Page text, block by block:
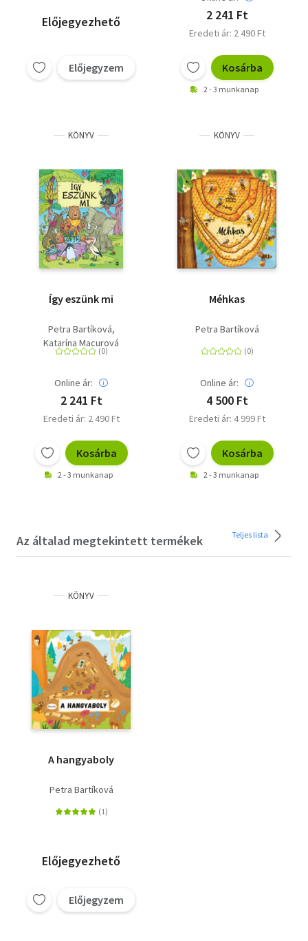
Előjegyezhető
Előjegyzem
2 241 Ft
Eredeti ár: 2 490 Ft
Kosárba
2 - 3 munkanap
KÖNYV
Így eszünk mi
Petra Bartíková
Katarína Macurová
Online ár:
2 241 Ft
Eredeti ár: 2 490 Ft
Kosárba
2 - 3 munkanap
KÖNYV
Méhkas
Petra Bartíková
Online ár:
4 500 Ft
Eredeti ár: 4 999 Ft
Kosárba
2 - 3 munkanap
Az általad megtekintett termékek Teljes lista
KÖNYV
A hangyaboly
Petra Bartíková
Előjegyezhető
Előjegyzem